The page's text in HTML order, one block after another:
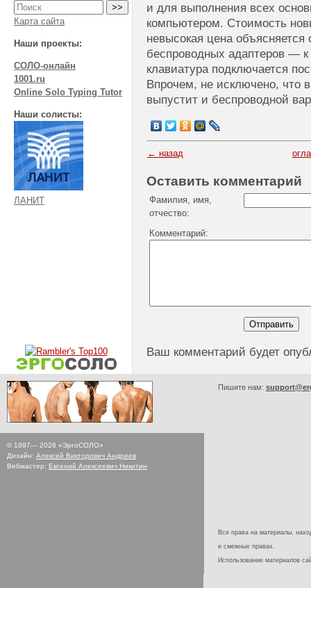
Карта сайта
Наши проекты:
СОЛО-онлайн
1001.ru
Online Solo Typing Tutor
Наши солисты:
ЛАНИТ
и для выполнения всех
компьютером. Стоимость
невысокая цена
беспроводных адаптеров —
клавиатура подключается
Впрочем, не исключено,
выпустит и беспроводной
← назад
Оставить комментарий
Фамилия, имя,
отчество:
Комментарий:
Ваш комментарий будет
© 1997— 2026 «ЭргоСОЛО»
Дизайн: Алексей Викторович Андреев
Вебмастер: Евгений Алексеевич Никитин
Пишите нам:
Все права на материалы,
и смежных правах.
Использование материалов